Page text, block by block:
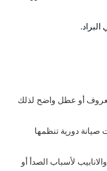
معروف أو عطل واضح لذلك
صيانة دورية تنظمها
لأسباب الصدأ أو